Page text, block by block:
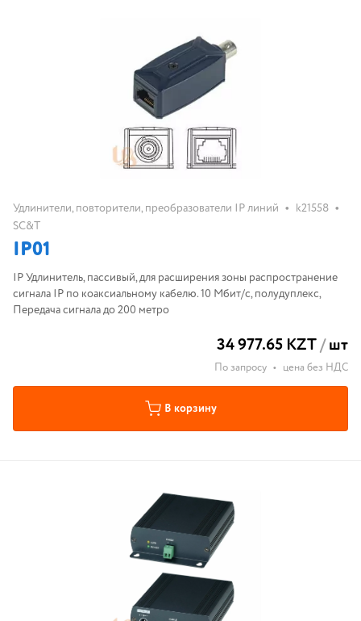
Удлинители, повторители, преобразователи IP линий • k21558 •
SC&T
IP01
IP Удлинитель, пассивый, для расширения зоны распространение
сигнала IP по коаксиальному кабелю. 10 Мбит/с, полудуплекс,
Передача сигнала до 200 метро
34 977.65 KZT/шт
По запросу • цена без НДС
В корзину